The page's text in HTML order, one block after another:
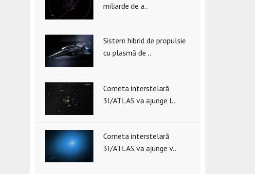
miliarde de a..
Sistem hibrid de propulsie
cu plasmă de ..
Cometa interstelară
3I/ATLAS va ajunge l..
Cometa interstelară
3I/ATLAS va ajunge v..